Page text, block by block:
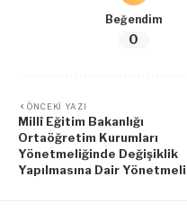
Beğendim
0
ÖNCEKI YAZI
Millî Eğitim Bakanlığı
Ortaöğretim Kurumları
Yönetmeliğinde Değişiklik
Yapılmasına Dair